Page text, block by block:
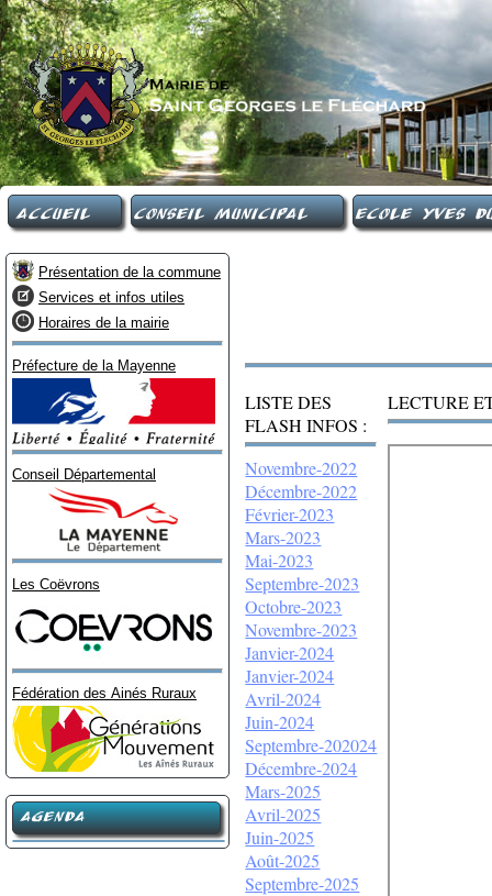
Accueil Conseil Municipal Ecole Yves
Présentation de la commune
Services et infos utiles
Horaires de la mairie
Préfecture de la Mayenne
Conseil Départemental
Les Coëvrons
Fédération des Ainés Ruraux
AGENDA
LISTE DES
FLASH INFOS :
Novembre-2022
Décembre-2022
Février-2023
Mars-2023
Mai-2023
Septembre-2023
Octobre-2023
Novembre-2023
Janvier-2024
Janvier-2024
Avril-2024
Juin-2024
Septembre-202024
Décembre-2024
Mars-2025
Avril-2025
Juin-2025
Août-2025
Septembre-2025
LECTURE